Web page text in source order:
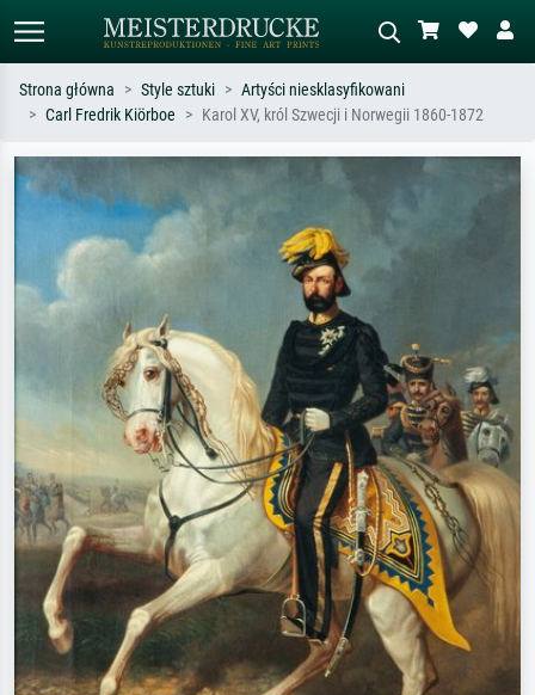
Szukaj wg artysty, tytułu lub stylu – np.
Monet, Gwiaździsta noc,
impresjonizm, fala Hokusaia, akt.
Opisz scenę – np. zielona łąka,
abstrakcja z czerwienią, ciemny olej,
stojący akt obok drzewa.
Strona główna Style sztuki
Artyści niesklasyfikowani
Carl Fredrik Kiörboe
Karol XV, król Szwecji i Norwegii 1860-1872